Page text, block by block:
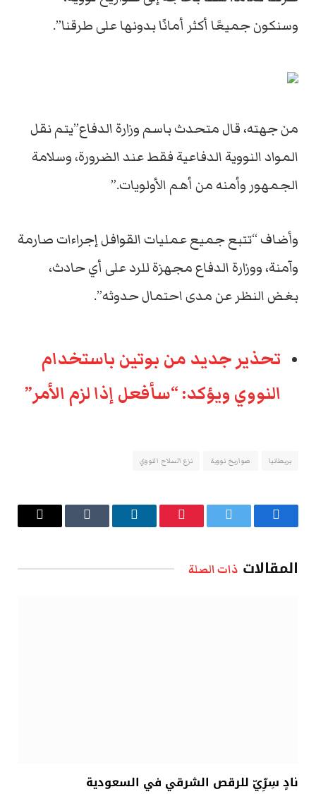
وسنكون جميعًا أكثر أمانًا بدونها على طرقنا”.
من جهته، قال متحدث باسم وزارة الدفاع”يتم نقل
المواد النووية الدفاعية فقط عند الضرورة، وسلامة
الجمهور وأمنه من أهم الأولويات.”
وأضاف “تتبع جميع عمليات القوافل إجراءات صارمة
وآمنة، ووزارة الدفاع مجهزة للرد على أي حادث،
بغض النظر عن مدى احتمال حدوثه”.
تحذير جديد من بوتين باستخدام
النووي ويؤكد: “سأفعل إذا لزم الأمر”
بريطانيا صواريخ نووية نزع السلاح النووي
فيسبوك تويتر بينتيريستلينكدإن Tumblr
البريد
المقالات ذات الصلة
نادٍ سِرِّيّ للرقص الشرقي في السعودية